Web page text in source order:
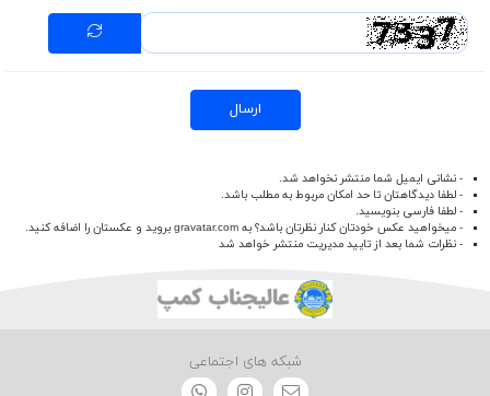
ارسال
- نشانی ایمیل شما منتشر نخواهد شد.
- لطفا دیدگاهتان تا حد امکان مربوط به مطلب باشد.
- لطفا فارسی بنویسید.
- میخواهید عکس خودتان کنار نظرتان باشد؟ به gravatar.com بروید و عکستان را اضافه کنید.
- نظرات شما بعد از تایید مدیریت منتشر خواهد شد
شبکه های اجتماعی